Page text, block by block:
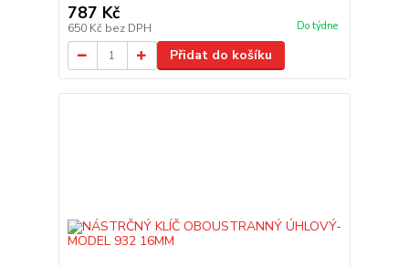
787 Kč
650 Kč bez DPH Do týdne
Přidat do košíku